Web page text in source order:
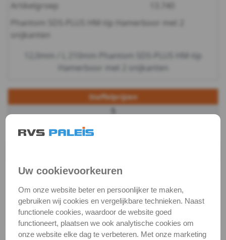
-
Seilflechter
12,0mm / L 210mm Phantom SDS-PLUS HM-tip
Hamerboor met 2 snijkanten
Artikelgroep
Phantom SDS-PLUS HM-tip Hamerboor met 2
snijkanten
Staffelprijzen
€ 9,67 excl.btw
Productnaam
Categorie
Metaalbewerking
DIN / Artikelnummer
P 13740
Kwaliteit
HM-tip
Uw cookievoorkeuren
Om onze website beter en persoonlijker te maken,
gebruiken wij cookies en vergelijkbare technieken. Naast
functionele cookies, waardoor de website goed
functioneert, plaatsen we ook analytische cookies om
onze website elke dag te verbeteren. Met onze marketing